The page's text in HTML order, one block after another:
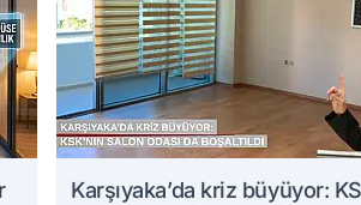
Karşıyaka’da kriz büyüyor: